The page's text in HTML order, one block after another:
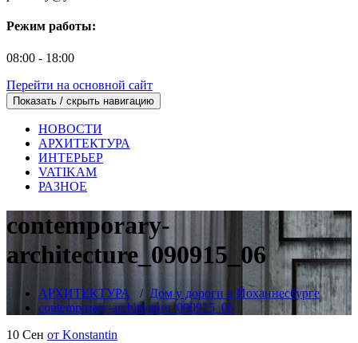
Режим работы:
08:00 - 18:00
Перейти на основной сайт
Показать / скрыть навигацию
НОВОСТИ
АРХИТЕКТУРА
ИНТЕРЬЕР
VATIKAM
РАЗНОЕ
contemporary-
architecture_090915_06
АРХИТЕКТУРА / Дом у дороги в Йоханнесбурге
contemporary-architecture_090915_06
10 Сен от Konstantin